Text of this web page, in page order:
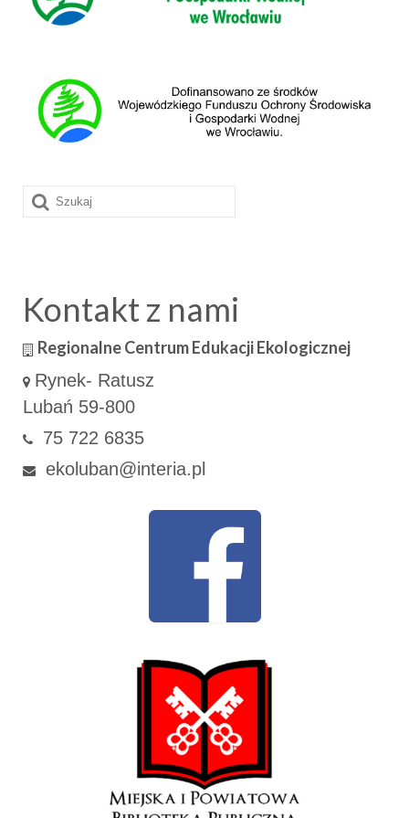
Szuklaj
w:
Kontakt z nami
Regionalne Centrum Edukacji Ekologicznej
Rynek- Ratusz
Lubań 59-800
75 722 6835
ekoluban@interia.pl